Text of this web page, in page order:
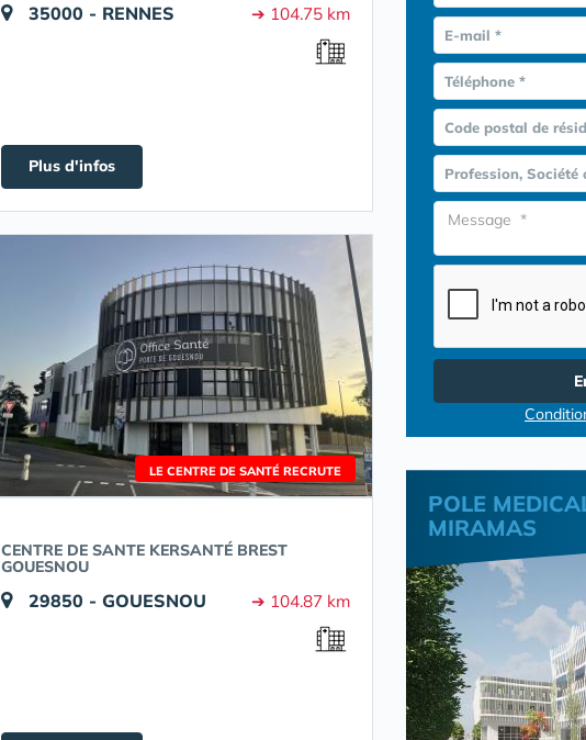
35000 - RENNES ➔ 104.75 km
Plus d'infos
LE CENTRE DE SANTÉ RECRUTE
CENTRE DE SANTE KERSANTÉ BREST
GOUESNOU
29850 - GOUESNOU ➔ 104.87 km
E-mail *
Téléphone *
Code postal de
Profession, Société
POLE
MIRAMAS